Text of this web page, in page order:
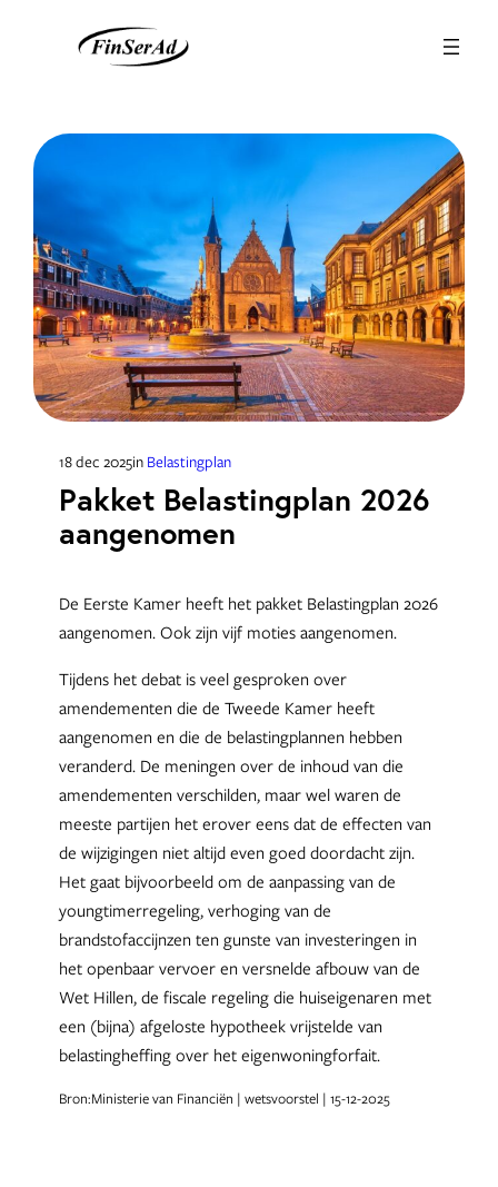
18 dec 2025in Belastingplan
Pakket Belastingplan 2026
aangenomen
De Eerste Kamer heeft het pakket Belastingplan 2026
aangenomen. Ook zijn vijf moties aangenomen.
Tijdens het debat is veel gesproken over
amendementen die de Tweede Kamer heeft
aangenomen en die de belastingplannen hebben
veranderd. De meningen over de inhoud van die
amendementen verschilden, maar wel waren de
meeste partijen het erover eens dat de effecten van
de wijzigingen niet altijd even goed doordacht zijn.
Het gaat bijvoorbeeld om de aanpassing van de
youngtimerregeling, verhoging van de
brandstofaccijnzen ten gunste van investeringen in
het openbaar vervoer en versnelde afbouw van de
Wet Hillen, de fiscale regeling die huiseigenaren met
een (bijna) afgeloste hypotheek vrijstelde van
belastingheffing over het eigenwoningforfait.
Bron:Ministerie van Financiën | wetsvoorstel | 15-12-2025